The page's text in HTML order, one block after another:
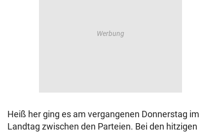
Heiß her ging es am vergangenen Donnerstag im
Landtag zwischen den Parteien. Bei den hitzigen